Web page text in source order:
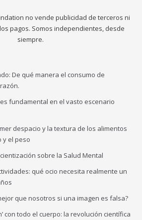
no vende publicidad de terceros ni
pagos. Somos independientes, desde
siempre.
De qué manera el consumo de
fundamental en el vasto escenario
despacio y la textura de los alimentos
y el peso
sobre la Salud Mental
qué ocio necesita realmente un
que nosotros si una imagen es falsa?
con todo el cuerpo: la revolución científica